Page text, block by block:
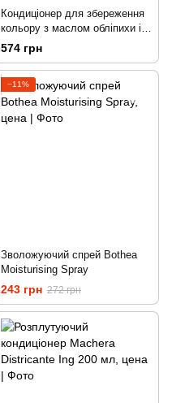
Кондиціонер для збереження
кольору з маслом обліпихи і
граната Barex Contempora
1000мл.
574 грн
−11%
Зволожуючий спрей Bothea
Moisturising Spray
243 грн 272 грн